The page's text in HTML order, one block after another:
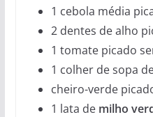
1 cebola média
2 dentes de alho
1 tomate picado
1 colher de sopa
cheiro-verde
1 lata de milho